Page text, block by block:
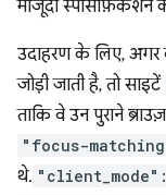
मौजूदा स्पेसिफ़िकेशन
उदाहरण के लिए,
जोड़ी जाती है, तो साइटें
ताकि वे उन पुराने
"focus-
थे.